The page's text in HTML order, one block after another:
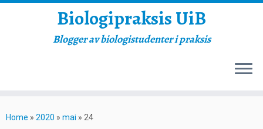
to
Biologipraksis UiB
Blogger av biologistudenter i praksis
Home » 2020 » mai » 24